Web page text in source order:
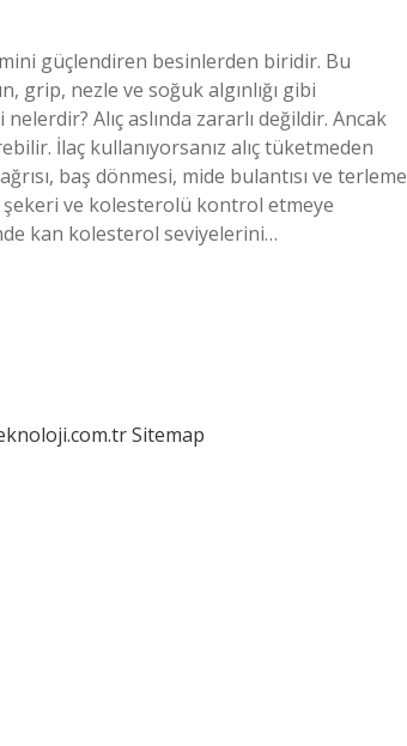
güçlendiren besinlerden biridir. Bu
grip, nezle ve soğuk algınlığı gibi
Alıç aslında zararlı değildir. Ancak
İlaç kullanıyorsanız alıç tüketmeden
baş dönmesi, mide bulantısı ve terleme
şekeri ve kolesterolü kontrol etmeye
kan kolesterol seviyelerini…
Sitemap